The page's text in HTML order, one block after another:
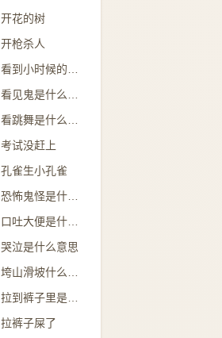
开花的树
开枪杀人
考试没赶上
孔雀生小孔雀
恐怖鬼怪是什么预兆
口吐大便是什么意思
哭泣是什么意思
拉到裤子里是什么情况
拉裤子屎了